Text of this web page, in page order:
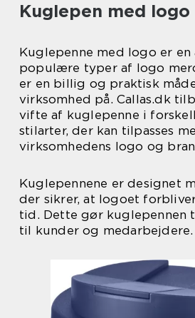
Kuglepen med logo
Kuglepenne med logo er en
populære typer af logo
er en billig og praktisk
virksomhed på. Callas.dk
vifte af kuglepenne i
stilarter, der kan tilpasses
virksomhedens logo og
Kuglepennene er designet
der sikrer, at logoet
tid. Dette gør kuglepennen
til kunder og medarbejdere.